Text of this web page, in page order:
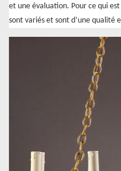
et une évaluation. Pour ce qui
sont variés et sont d’une qualité